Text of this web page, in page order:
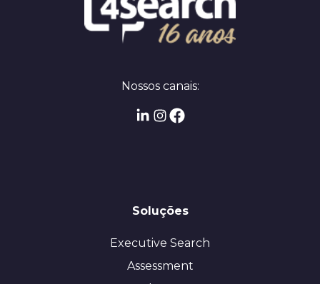
Nossos canais:
Soluções
Executive Search
Assessment